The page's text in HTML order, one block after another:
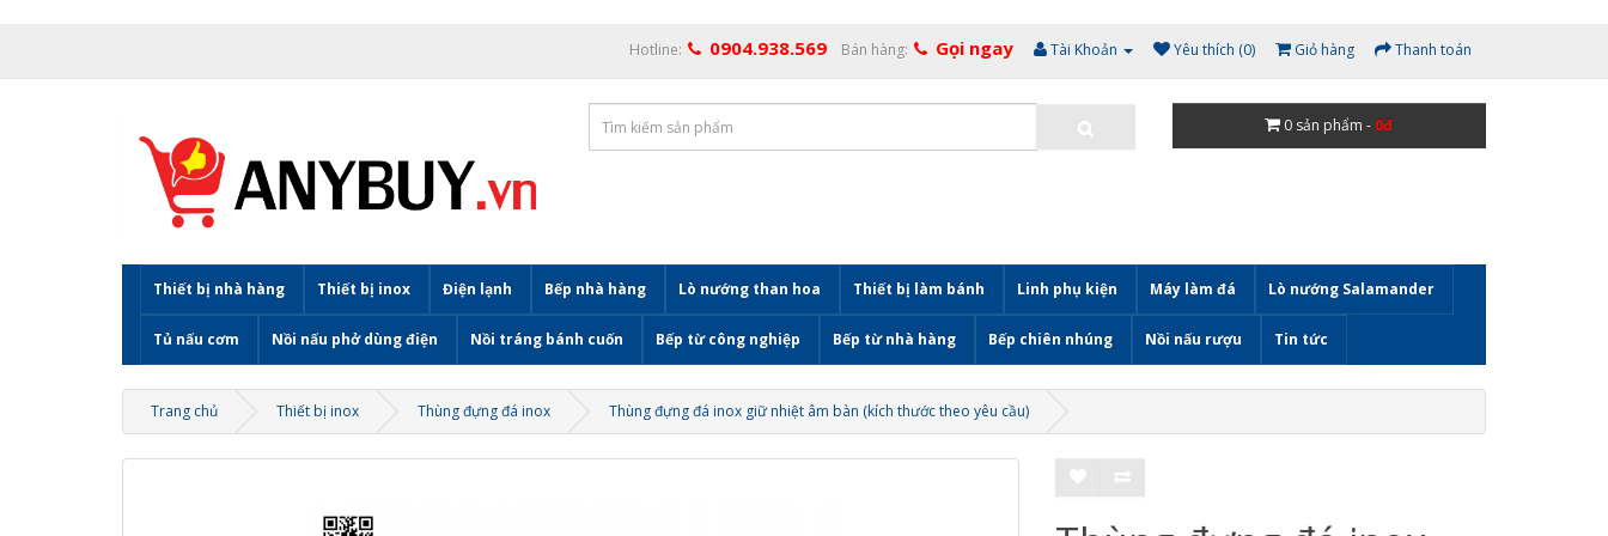
Hotline: 0904.938.569 Bán hàng: Gọi ngay Tài Khoản Yêu thích (0) Giỏ hàng Thanh toán
0 sản phẩm - 0đ
Thiết bị nhà hàng Thiết bị inox Điện lạnh Bếp nhà hàng Lò nướng than hoa Thiết bị làm bánh Linh phụ kiện Máy làm đá Lò nướng Salamander
Tủ nấu cơm Nồi nấu phở dùng điện Nồi tráng bánh cuốn Bếp từ công nghiệp Bếp từ nhà hàng Bếp chiên nhúng Nồi nấu rượu Tin tức
Trang chủ Thiết bị inox Thùng đựng đá inox Thùng đựng đá inox giữ nhiệt âm bàn (kích thước theo yêu cầu)